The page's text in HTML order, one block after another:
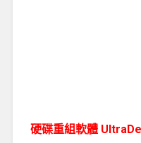
硬碟重組軟體